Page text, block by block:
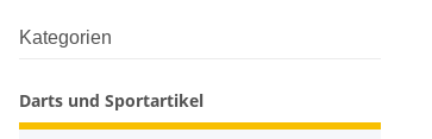
Kategorien
Darts und Sportartikel